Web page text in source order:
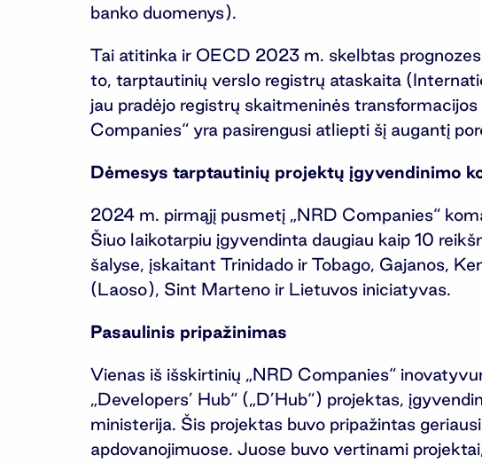
banko duomenys).
Tai atitinka ir OECD 2023 m. skelbtas
to, tarptautinių verslo registrų ataskaita
jau pradėjo registrų skaitmeninės
Companies“ yra pasirengusi atliepti šį augantį
Dėmesys tarptautinių projektų įgyvendinimo
2024 m. pirmąjį pusmetį „NRD Companies“
Šiuo laikotarpiu įgyvendinta daugiau kaip 10
šalyse, įskaitant Trinidado ir Tobago, Gajanos,
(Laoso), Sint Marteno ir Lietuvos iniciatyvas.
Pasaulinis pripažinimas
Vienas iš išskirtinių „NRD Companies“
„Developers’ Hub“ („D’Hub“) projektas,
ministerija. Šis projektas buvo pripažintas
apdovanojimuose. Juose buvo vertinami